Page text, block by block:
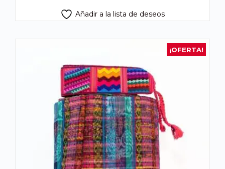
Añadir a la lista de deseos
¡OFERTA!